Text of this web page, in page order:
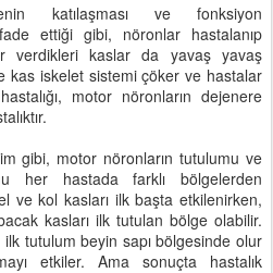
katılaşması ve fonksiyon
ettiği gibi, nöronlar hastalanıp
verdikleri kaslar da yavaş yavaş
kas iskelet sistemi çöker ve hastalar
motor nöronların dejenere
gibi, motor nöronların tutulumu ve
her hastada farklı bölgelerden
ve kol kasları ilk başta etkilenirken,
kasları ilk tutulan bölge olabilir.
tutulum beyin sapı bölgesinde olur
etkiler. Ama sonuçta hastalık